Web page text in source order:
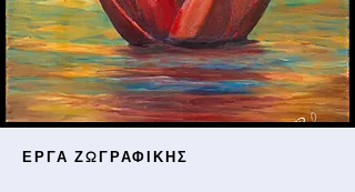
ΕΡΓΑ ΖΩΓΡΑΦΙΚΗΣ